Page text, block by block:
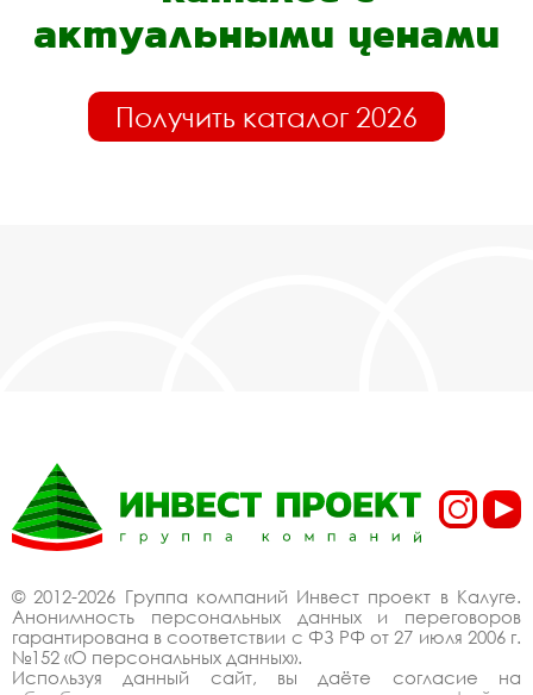
актуальными ценами
Получить каталог 2026
© 2012-2026 Группа компаний Инвест проект в Калуге.
Анонимность персональных данных и переговоров
гарантирована в соответствии с ФЗ РФ от 27 июля 2006 г.
№152 «О персональных данных».
Используя данный сайт, вы даёте согласие на